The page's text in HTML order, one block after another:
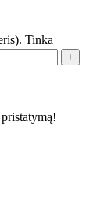
Tinka